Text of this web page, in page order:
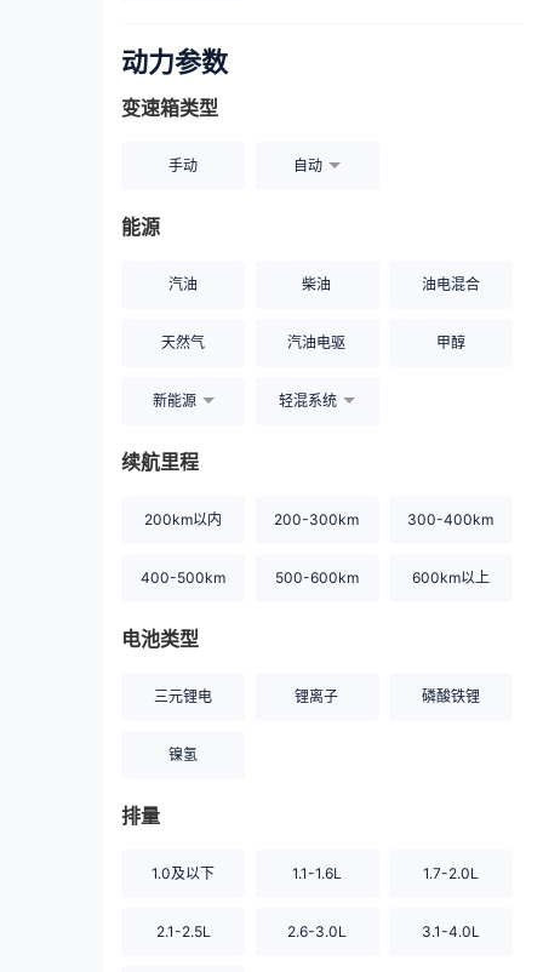
动力参数
变速箱类型
手动 自动
能源
汽油 柴油 油电混合
天然气 汽油电驱 甲醇
新能源 轻混系统
续航里程
200km以内 200-300km 300-400km
400-500km 500-600km 600km以上
电池类型
三元锂电 锂离子 磷酸铁锂
镍氢
排量
1.0及以下 1.1-1.6L 1.7-2.0L
2.1-2.5L 2.6-3.0L 3.1-4.0L